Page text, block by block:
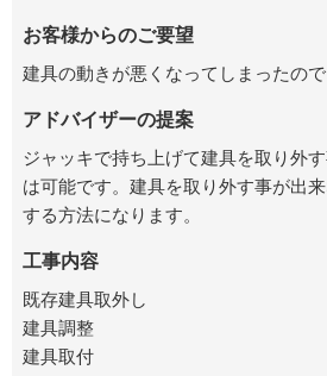
お客様からのご要望
建具の動きが悪くなってしまったの
アドバイザーの提案
ジャッキで持ち上げて建具を取り外
は可能です。建具を取り外す事が出
する方法になります。
工事内容
既存建具取外し
建具調整
建具取付